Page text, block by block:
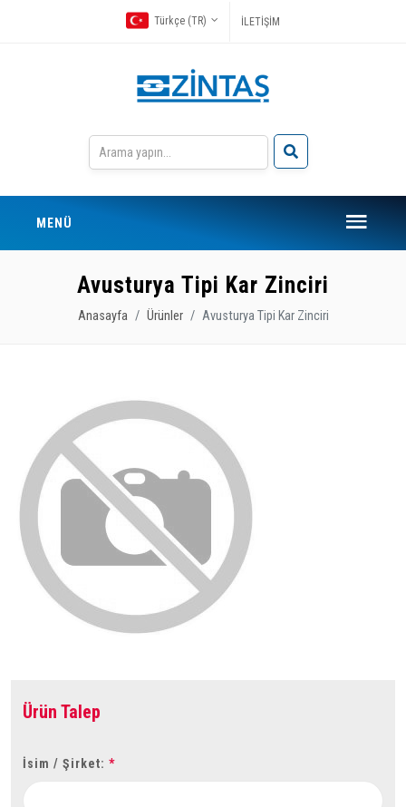
Türkçe (TR) İLETİŞİM
MENÜ
Avusturya Tipi Kar Zinciri
Anasayfa Ürünler Avusturya Tipi Kar Zinciri
Ürün Talep
İsim / Şirket: *